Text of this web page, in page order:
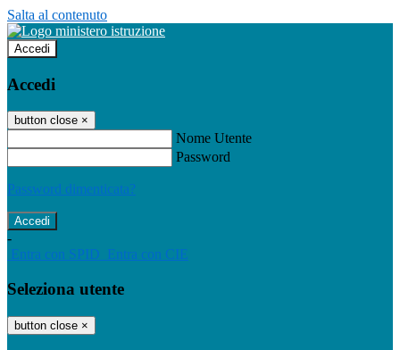
Salta al contenuto
Accedi
Accedi
button close ×
Nome Utente
Password
Password dimenticata?
-
Entra con SPID Entra con CIE
Seleziona utente
button close ×